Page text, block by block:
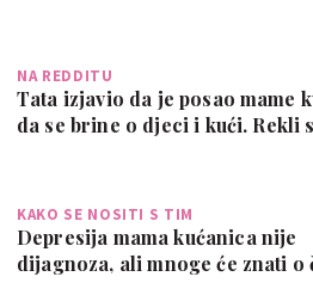
NA REDDITU
Tata izjavio da je posao mame
da se brine o djeci i kući. Rekli
KAKO SE NOSITI S TIM
Depresija mama kućanica nije
dijagnoza, ali mnoge će znati o